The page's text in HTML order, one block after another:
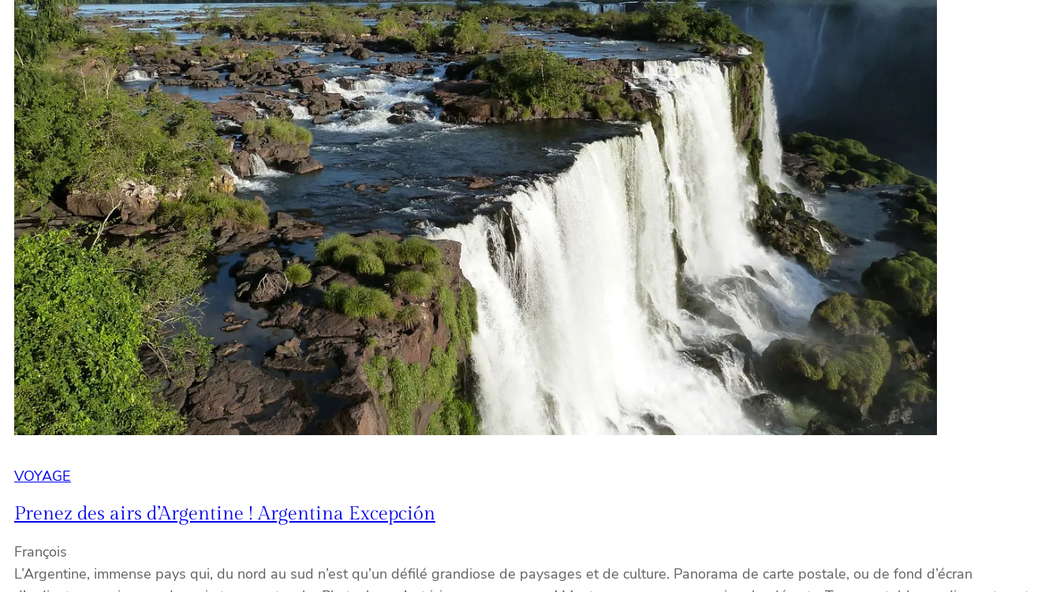
VOYAGE
Prenez des airs d’Argentine ! Argentina Excepción
François
L’Argentine, immense pays qui, du nord au sud n’est qu’un défilé grandiose de paysages et de culture. Panorama de carte postale, ou de fond d’écran